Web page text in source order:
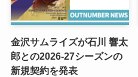
金沢サムライズが石川 響太
郎との2026-27シーズンの
新規契約を発表